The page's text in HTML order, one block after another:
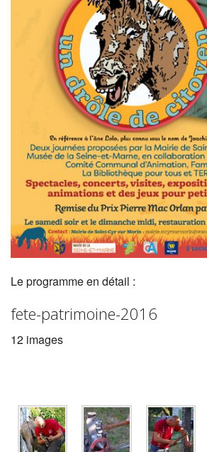
Le programme en détail :
fete-patrimoine-2016
12 images